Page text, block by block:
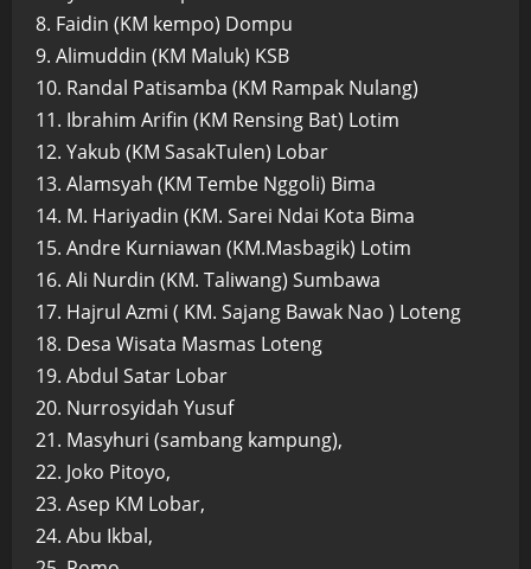
8. Faidin (KM kempo) Dompu
9. Alimuddin (KM Maluk) KSB
10. Randal Patisamba (KM Rampak Nulang)
11. Ibrahim Arifin (KM Rensing Bat) Lotim
12. Yakub (KM SasakTulen) Lobar
13. Alamsyah (KM Tembe Nggoli) Bima
14. M. Hariyadin (KM. Sarei Ndai Kota Bima
15. Andre Kurniawan (KM.Masbagik) Lotim
16. Ali Nurdin (KM. Taliwang) Sumbawa
17. Hajrul Azmi ( KM. Sajang Bawak Nao ) Loteng
18. Desa Wisata Masmas Loteng
19. Abdul Satar Lobar
20. Nurrosyidah Yusuf
21. Masyhuri (sambang kampung),
22. Joko Pitoyo,
23. Asep KM Lobar,
24. Abu Ikbal,